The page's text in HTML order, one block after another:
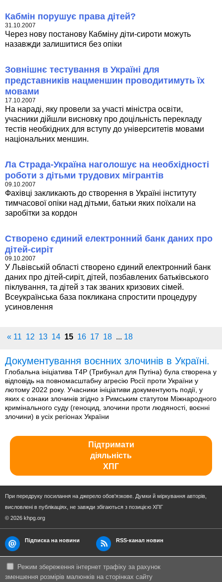
Кабмін порушує права дітей?
31.10.2007
Через нову постанову Кабміну діти-сироти можуть
назавжди залишитися без опіки
Зовнішнє тестування в Україні для
представників нацменшин проводитимуть їх
мовами
17.10.2007
На нараді, яку провели за участі міністра освіти,
учасники дійшли висновку про доцільність перекладу
тестів необхідних для вступу до університетів мовами
національних меншин.
Ла Страда-Україна наголошує на необхідності
роботи з дітьми трудових мігрантів
09.10.2007
Фахівці закликають до створення в Україні інституту
тимчасової опіки над дітьми, батьки яких поїхали на
заробітки за кордон
Створено єдиний електронний банк даних про
дітей-сиріт
09.10.2007
У Львівській області створено єдиний електронний банк
даних про дітей-сиріт, дітей, позбавлених батьківського
піклування, та дітей з так званих кризових сімей.
Всеукраїнська база покликана спростити процедуру
усиновлення
« 11 12 13 14 15 16 17 18 ... 18
Документування воєнних злочинів в Україні.
Глобальна ініціатива T4P (Трибунал для Путіна) була створена у
відповідь на повномасштабну агресію Росії проти України у
лютому 2022 року. Учасники ініціативи документують події, у
яких є ознаки злочинів згідно з Римським статутом Міжнародного
кримінального суду (геноцид, злочини проти людяності, воєнні
злочини) в усіх регіонах України
Підтримати
діяльність
ХПГ
При передруку посилання на джерело обов'язкове. Думки й міркування авторів,
висловлені в публікаціях, не завжди збігаються з позицією ХПГ
© 2026 khpg.org
Підписка на новини RSS-канал новин
Режим збереження інтернет трафіку за рахунок
зменшення розмірів малюнків на сторінках сайту